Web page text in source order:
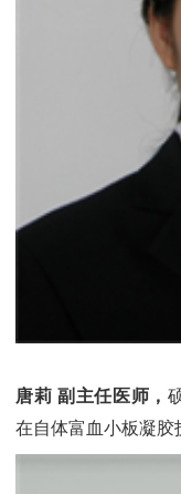
唐莉 副主任医师，
在自体富血小板凝胶